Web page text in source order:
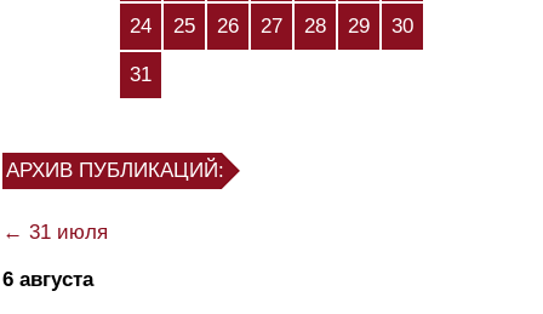
24 25 26 27 28 29 30
31
АРХИВ ПУБЛИКАЦИЙ:
← 31 июля
6 августа